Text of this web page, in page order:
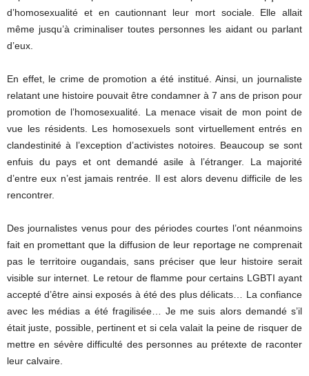
d’homosexualité et en cautionnant leur mort sociale. Elle allait
même jusqu’à criminaliser toutes personnes les aidant ou parlant
d’eux.
En effet, le crime de promotion a été institué. Ainsi, un journaliste
relatant une histoire pouvait être condamner à 7 ans de prison pour
promotion de l’homosexualité. La menace visait de mon point de
vue les résidents. Les homosexuels sont virtuellement entrés en
clandestinité à l’exception d’activistes notoires. Beaucoup se sont
enfuis du pays et ont demandé asile à l’étranger. La majorité
d’entre eux n’est jamais rentrée. Il est alors devenu difficile de les
rencontrer.
Des journalistes venus pour des périodes courtes l’ont néanmoins
fait en promettant que la diffusion de leur reportage ne comprenait
pas le territoire ougandais, sans préciser que leur histoire serait
visible sur internet. Le retour de flamme pour certains LGBTI ayant
accepté d’être ainsi exposés à été des plus délicats… La confiance
avec les médias a été fragilisée… Je me suis alors demandé s’il
était juste, possible, pertinent et si cela valait la peine de risquer de
mettre en sévère difficulté des personnes au prétexte de raconter
leur calvaire.